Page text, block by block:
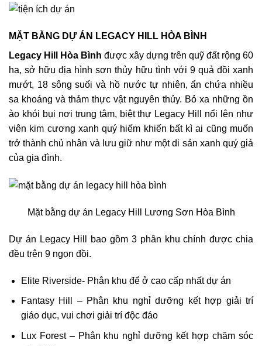
MẶT BẰNG DỰ ÁN LEGACY HILL HÒA BÌNH
Legacy Hill Hòa Bình được xây dựng trên quỹ đất rộng 60
ha, sở hữu địa hình sơn thủy hữu tình với 9 quả đồi xanh
mướt, 18 sông suối và hồ nước tự nhiên, ẩn chứa nhiều
sa khoáng và thảm thực vật nguyên thủy. Bỏ xa những ồn
ào khói bụi nơi trung tâm, biệt thự Legacy Hill nổi lên như
viên kim cương xanh quý hiếm khiến bất kì ai cũng muốn
trở thành chủ nhân và lưu giữ như một di sản xanh quý giá
của gia đình.
Mặt bằng dự án Legacy Hill Lương Sơn Hòa Bình
Dự án Legacy Hill bao gồm 3 phân khu chính được chia
đều trên 9 ngọn đồi.
Elite Riverside- Phân khu để ở cao cấp nhất dự án
Fantasy Hill – Phân khu nghỉ dưỡng kết hợp giải trí
giáo dục, vui chơi giải trí độc đáo
Lux Forest – Phân khu nghỉ dưỡng kết hợp chăm sóc